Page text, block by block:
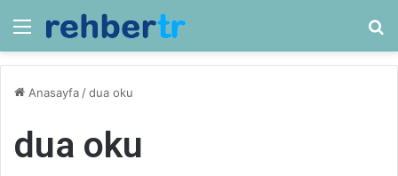
Menü
Anasayfa /dua oku
dua oku